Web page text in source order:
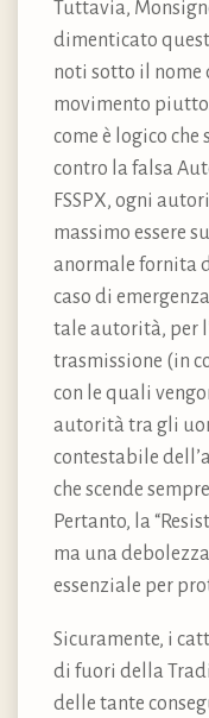
Tuttavia,
dimenticato
noti sotto il nome
movimento
come è logico
contro la falsa
FSSPX, ogni
massimo essere
anormale fornita
caso di
tale autorità, per
trasmissione (in
con le quali
autorità tra gli
contestabile
che scende
Pertanto, la
ma una
essenziale per
Sicuramente, i
di fuori della
delle tante